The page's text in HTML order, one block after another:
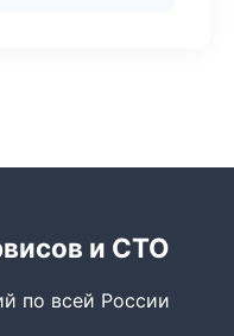
и СТО
по всей России